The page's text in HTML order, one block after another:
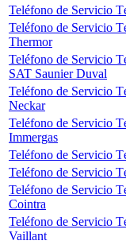
Teléfono de Servicio
Teléfono de Servicio
Thermor
Teléfono de Servicio
SAT Saunier Duval
Teléfono de Servicio
Neckar
Teléfono de Servicio
Immergas
Teléfono de Servicio
Teléfono de Servicio
Teléfono de Servicio
Cointra
Teléfono de Servicio
Vaillant